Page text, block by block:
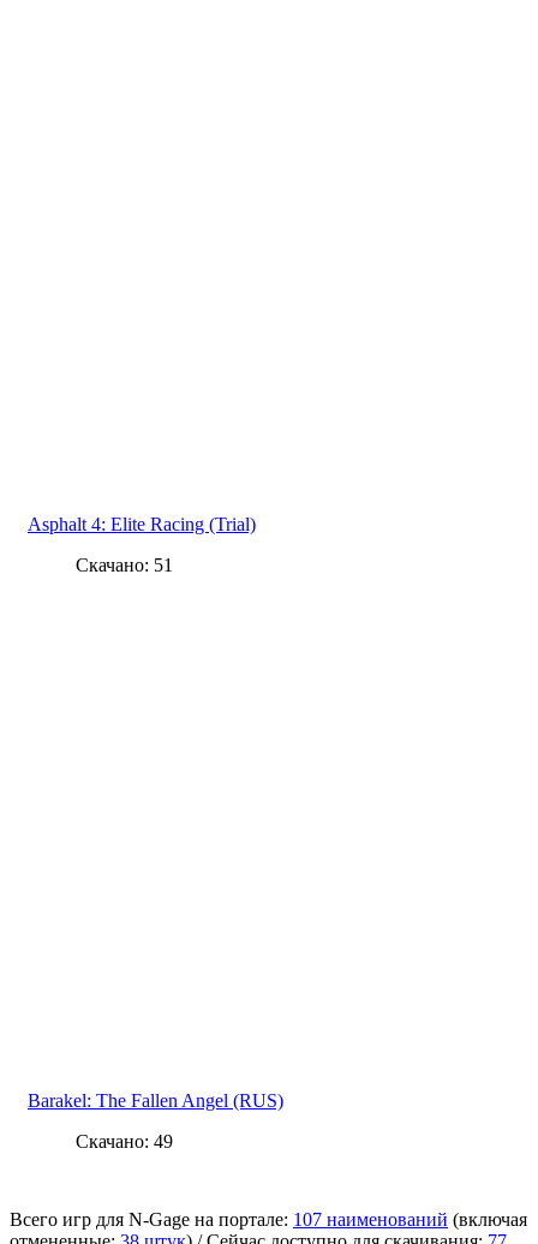
Asphalt 4: Elite Racing (Trial)
Скачано: 51
Barakel: The Fallen Angel (RUS)
Скачано: 49
Всего игр для N-Gage на портале: 107 наименований (включая